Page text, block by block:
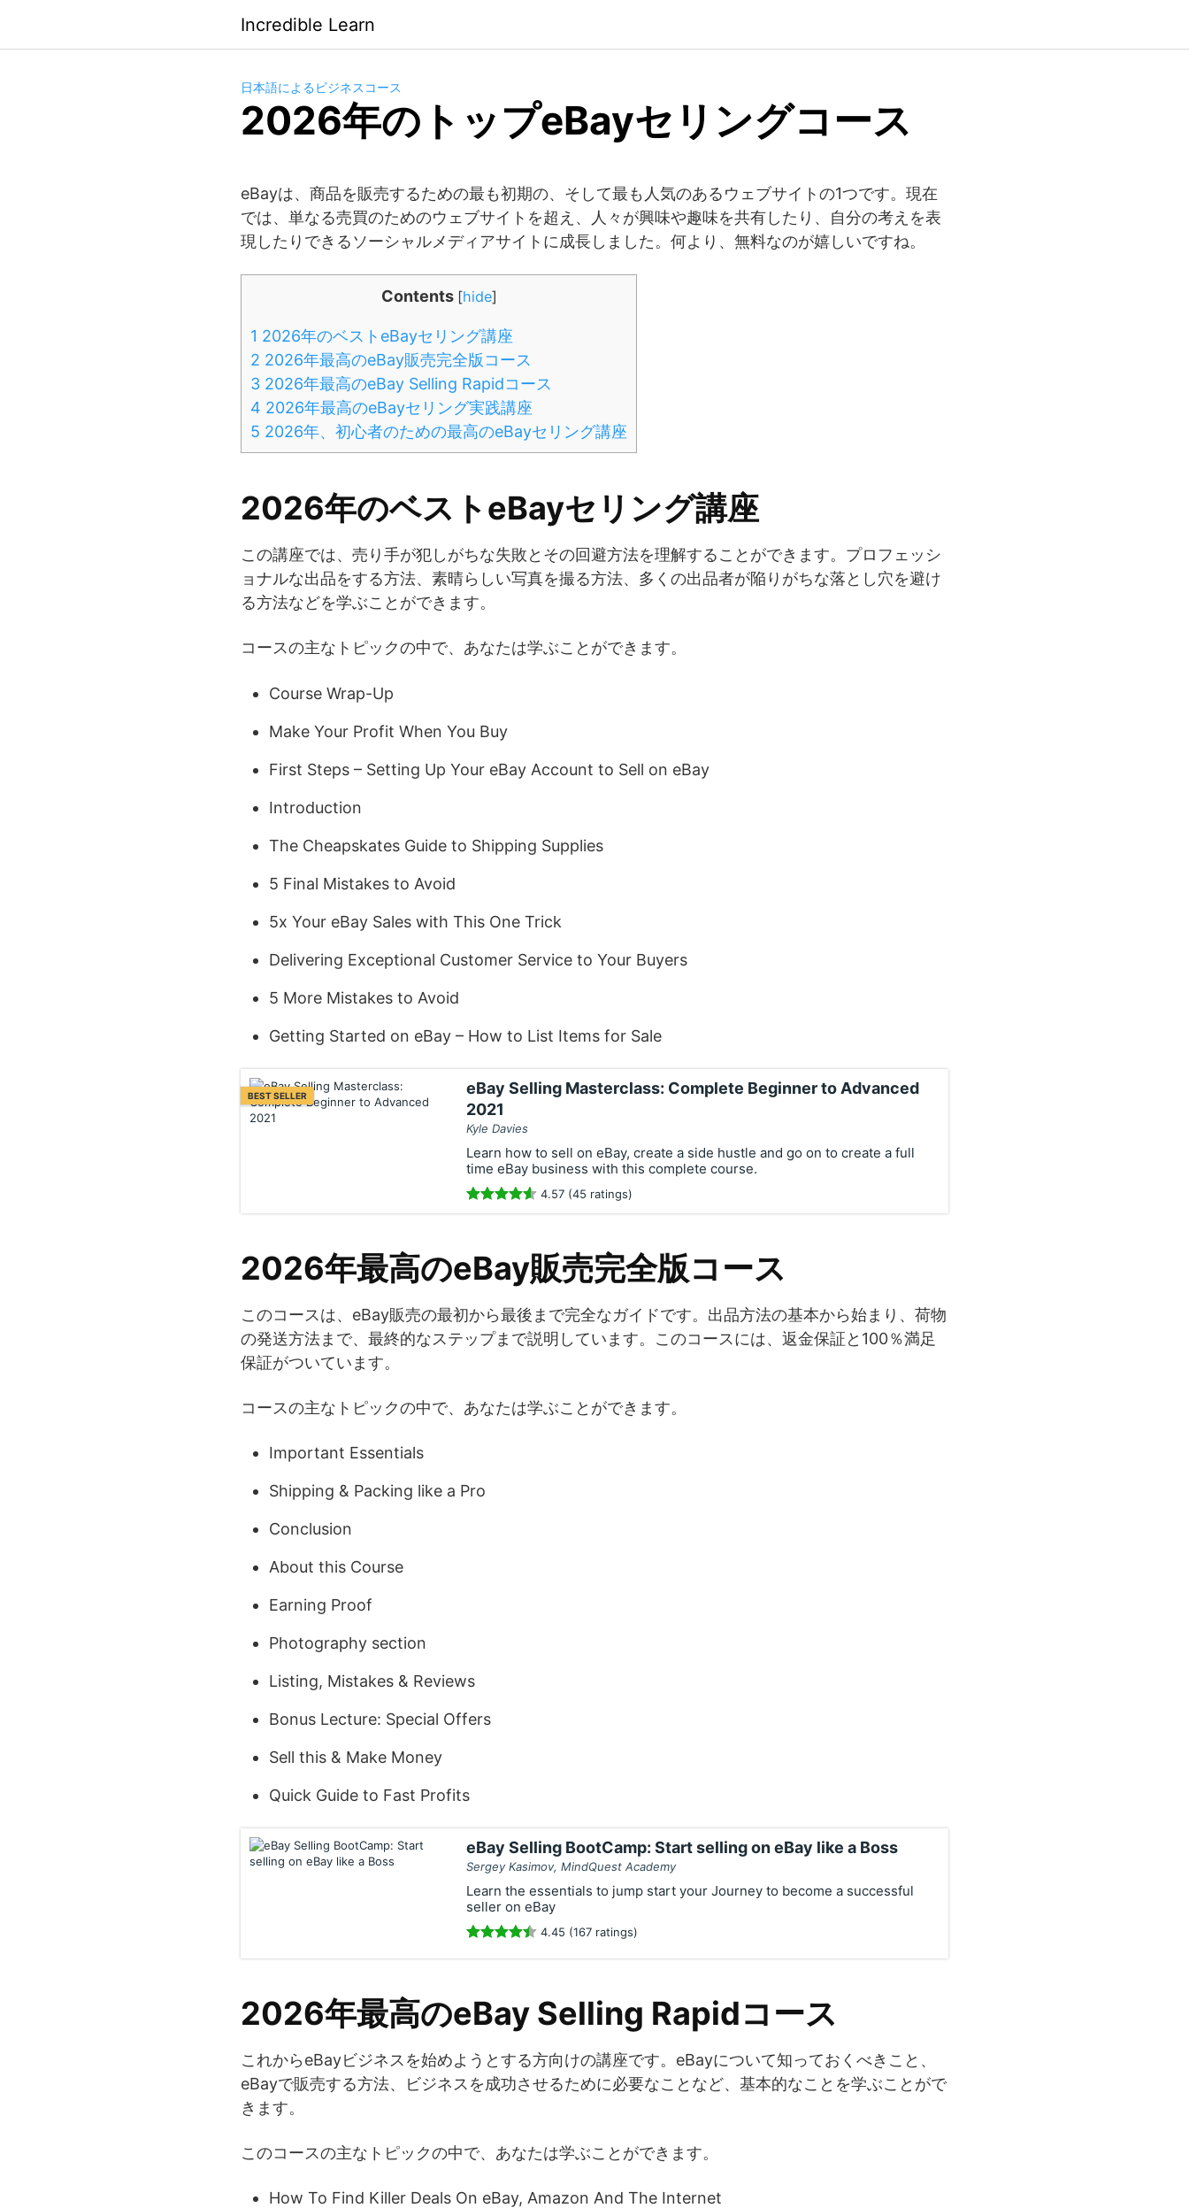
contenido
Incredible Learn
日本語によるビジネスコース
2026年のトップeBayセリングコース
eBayは、商品を販売するための最も初期の、そして最も人気のあるウェブサイトの1つです。現在
では、単なる売買のためのウェブサイトを超え、人々が興味や趣味を共有したり、自分の考えを表
現したりできるソーシャルメディアサイトに成長しました。何より、無料なのが嬉しいですね。
Contents [hide]
1 2026年のベストeBayセリング講座
2 2026年最高のeBay販売完全版コース
3 2026年最高のeBay Selling Rapidコース
4 2026年最高のeBayセリング実践講座
5 2026年、初心者のための最高のeBayセリング講座
2026年のベストeBayセリング講座
この講座では、売り手が犯しがちな失敗とその回避方法を理解することができます。プロフェッシ
ョナルな出品をする方法、素晴らしい写真を撮る方法、多くの出品者が陥りがちな落とし穴を避け
る方法などを学ぶことができます。
コースの主なトピックの中で、あなたは学ぶことができます。
Course Wrap-Up
Make Your Profit When You Buy
First Steps – Setting Up Your eBay Account to Sell on eBay
Introduction
The Cheapskates Guide to Shipping Supplies
5 Final Mistakes to Avoid
5x Your eBay Sales with This One Trick
Delivering Exceptional Customer Service to Your Buyers
5 More Mistakes to Avoid
Getting Started on eBay – How to List Items for Sale
BEST SELLER
eBay Selling Masterclass: Complete Beginner to Advanced
2021
Kyle Davies
Learn how to sell on eBay, create a side hustle and go on to create a full
time eBay business with this complete course.
4.57 (45 ratings)
2026年最高のeBay販売完全版コース
このコースは、eBay販売の最初から最後まで完全なガイドです。出品方法の基本から始まり、荷物
の発送方法まで、最終的なステップまで説明しています。このコースには、返金保証と100％満足
保証がついています。
コースの主なトピックの中で、あなたは学ぶことができます。
Important Essentials
Shipping & Packing like a Pro
Conclusion
About this Course
Earning Proof
Photography section
Listing, Mistakes & Reviews
Bonus Lecture: Special Offers
Sell this & Make Money
Quick Guide to Fast Profits
eBay Selling BootCamp: Start selling on eBay like a Boss
Sergey Kasimov, MindQuest Academy
Learn the essentials to jump start your Journey to become a successful
seller on eBay
4.45 (167 ratings)
2026年最高のeBay Selling Rapidコース
これからeBayビジネスを始めようとする方向けの講座です。eBayについて知っておくべきこと、
eBayで販売する方法、ビジネスを成功させるために必要なことなど、基本的なことを学ぶことがで
きます。
このコースの主なトピックの中で、あなたは学ぶことができます。
How To Find Killer Deals On eBay, Amazon And The Internet